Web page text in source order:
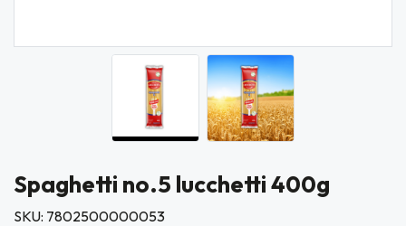
Spaghetti no.5 lucchetti 400g
SKU: 7802500000053